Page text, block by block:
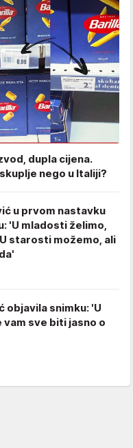
dupla cijena.
nego u Italiji?
u prvom nastavku
'U mladosti želimo,
starosti možemo, ali
objavila snimku: 'U
sve biti jasno o